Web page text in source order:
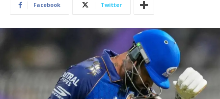
Facebook Twitter